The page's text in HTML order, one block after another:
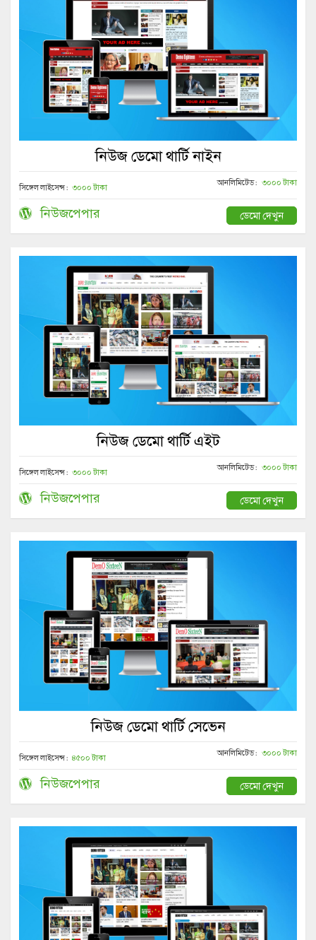
নিউজ ডেমো থার্টি নাইন
সিঙ্গেল লাইসেন্স : ৩০০০ টাকা আনলিমিটেড : ৩০০০ টাকা
নিউজপেপার ডেমো দেখুন
নিউজ ডেমো থার্টি এইট
সিঙ্গেল লাইসেন্স : ৩০০০ টাকা আনলিমিটেড : ৩০০০ টাকা
নিউজপেপার ডেমো দেখুন
নিউজ ডেমো থার্টি সেভেন
সিঙ্গেল লাইসেন্স : ৪৫০০ টাকা আনলিমিটেড : ৩০০০ টাকা
নিউজপেপার ডেমো দেখুন